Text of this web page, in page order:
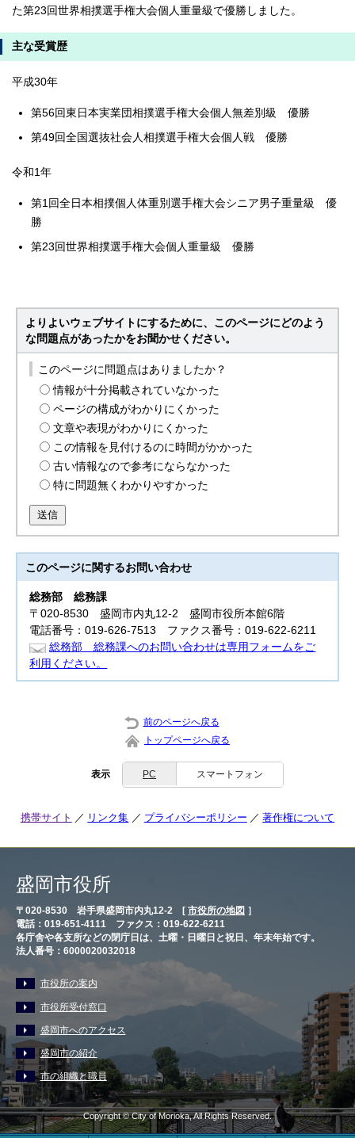
た第23回世界相撲選手権大会個人重量級で優勝しました。
主な受賞歴
平成30年
第56回東日本実業団相撲選手権大会個人無差別級 優勝
第49回全国選抜社会人相撲選手権大会個人戦 優勝
令和1年
第1回全日本相撲個人体重別選手権大会シニア男子重量級 優
勝
第23回世界相撲選手権大会個人重量級 優勝
よりよいウェブサイトにするために、このページにどのよう
な問題点があったかをお聞かせください。
このページに問題点はありましたか？
情報が十分掲載されていなかった
ページの構成がわかりにくかった
文章や表現がわかりにくかった
この情報を見付けるのに時間がかかった
古い情報なので参考にならなかった
特に問題無くわかりやすかった
送信
このページに関するお問い合わせ
総務部総務課
〒020-8530 盛岡市内丸12-2 盛岡市役所本館6階
電話番号：019-626-7513 ファクス番号：019-622-6211
総務部 総務課へのお問い合わせは専用フォームをご
利用ください。
前のページへ戻る
トップページへ戻る
表示 PC スマートフォン
携帯サイト リンク集 プライバシーポリシー 著作権について
盛岡市役所
〒020-8530 岩手県盛岡市内丸12-2 [ 市役所の地図 ］
電話：019-651-4111 ファクス：019-622-6211
各庁舎や各支所などの閉庁日は、土曜・日曜日と祝日、年末年始です。
法人番号：6000020032018
市役所の案内
市役所受付窓口
盛岡市へのアクセス
盛岡市の紹介
市の組織と職員
Copyright © City of Morioka, All Rights Reserved.